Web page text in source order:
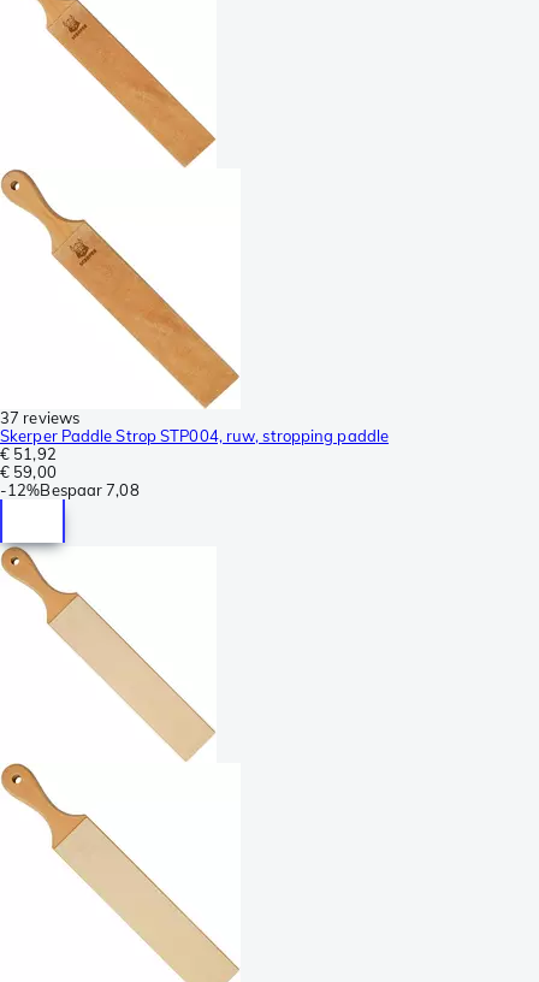
37 reviews
Skerper Paddle Strop STP004, ruw, stropping paddle
€ 51,92
€ 59,00
-12%Bespaar 7,08